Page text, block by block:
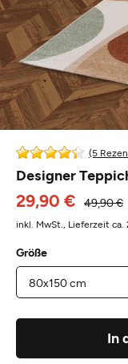
(5
Designer
29,90 € 49,90 €
inkl. MwSt., Lieferzeit ca.
Größe
In